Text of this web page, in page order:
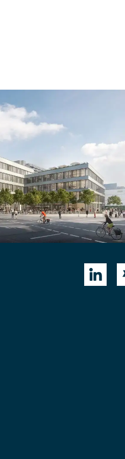
